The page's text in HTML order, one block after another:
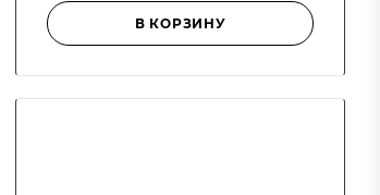
В КОРЗИНУ